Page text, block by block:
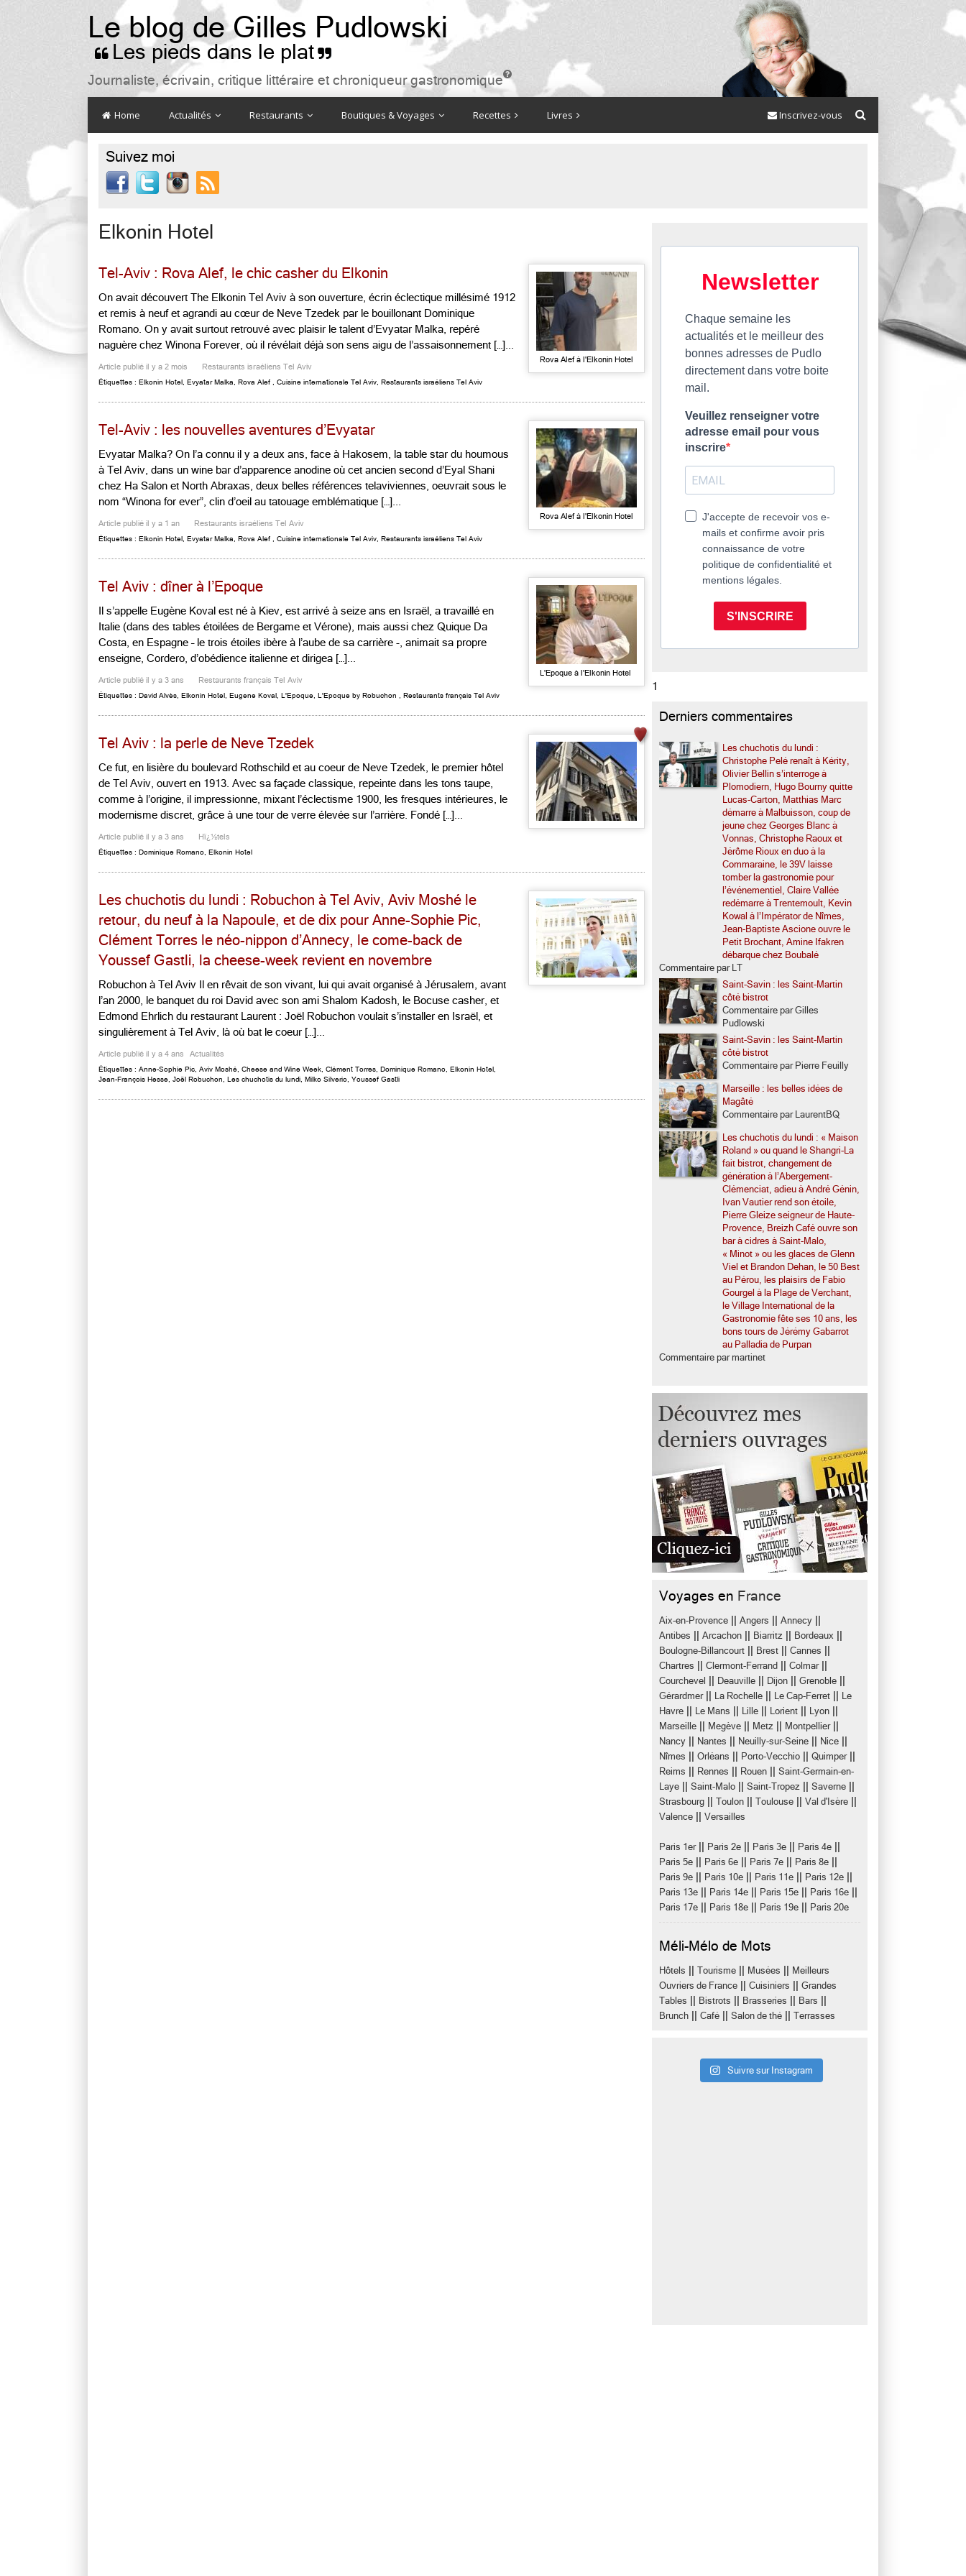
Le blog de Gilles Pudlowski
 Les pieds dans le plat 
Journaliste, écrivain, critique littéraire et chroniqueur gastronomique

Home Actualités Restaurants Boutiques & Voyages Recettes Livres Inscrivez-vous
Suivez moi

Elkonin Hotel
Tel-Aviv : Rova Alef, le chic casher du Elkonin
On avait découvert The Elkonin Tel Aviv à son ouverture, écrin éclectique millésimé 1912
et remis à neuf et agrandi au cœur de Neve Tzedek par le bouillonant Dominique
Romano. On y avait surtout retrouvé avec plaisir le talent d’Evyatar Malka, repéré
naguère chez Winona Forever, où il révélait déjà son sens aigu de l’assaisonnement […]...
Article publié il y a 2 mois Restaurants israéliens Tel Aviv
Étiquettes : Elkonin Hotel Evyatar Malka Rova Alef Cuisine internationale Tel Aviv Restaurants israéliens Tel Aviv
Rova Alef à l'Elkonin Hotel
Tel-Aviv : les nouvelles aventures d’Evyatar
Evyatar Malka? On l’a connu il y a deux ans, face à Hakosem, la table star du houmous
à Tel Aviv, dans un wine bar d’apparence anodine où cet ancien second d’Eyal Shani
chez Ha Salon et North Abraxas, deux belles références telaviviennes, oeuvrait sous le
nom “Winona for ever”, clin d’oeil au tatouage emblématique […]...
Article publié il y a 1 an Restaurants israéliens Tel Aviv
Étiquettes : Elkonin Hotel Evyatar Malka Rova Alef Cuisine internationale Tel Aviv Restaurants israéliens Tel Aviv
Rova Alef à l'Elkonin Hotel
Tel Aviv : dîner à l’Epoque
Il s’appelle Eugène Koval est né à Kiev, est arrivé à seize ans en Israël, a travaillé en
Italie (dans des tables étoilées de Bergame et Vérone), mais aussi chez Quique Da
Costa, en Espagne – le trois étoiles ibère à l’aube de sa carrière -, animait sa propre
enseigne, Cordero, d’obédience italienne et dirigea […]...
Article publié il y a 3 ans Restaurants français Tel Aviv
Étiquettes : David Alvès Elkonin Hotel Eugene Koval L'Epoque L'Epoque by Robuchon Restaurants français Tel Aviv
L'Epoque à l'Elkonin Hotel
Tel Aviv : la perle de Neve Tzedek
Ce fut, en lisière du boulevard Rothschild et au coeur de Neve Tzedek, le premier hôtel
de Tel Aviv, ouvert en 1913. Avec sa façade classique, repeinte dans les tons taupe,
comme à l’origine, il impressionne, mixant l’éclectisme 1900, les fresques intérieures, le
modernisme discret, grâce à une tour de verre élevée sur l’arrière. Fondé […]...
Article publié il y a 3 ans Hï¿½tels
Étiquettes : Dominique Romano Elkonin Hotel
Les chuchotis du lundi : Robuchon à Tel Aviv, Aviv Moshé le
retour, du neuf à la Napoule, et de dix pour Anne-Sophie Pic,
Clément Torres le néo-nippon d’Annecy, le come-back de
Youssef Gastli, la cheese-week revient en novembre
Robuchon à Tel Aviv Il en rêvait de son vivant, lui qui avait organisé à Jérusalem, avant
l’an 2000, le banquet du roi David avec son ami Shalom Kadosh, le Bocuse casher, et
Edmond Ehrlich du restaurant Laurent : Joël Robuchon voulait s’installer en Israël, et
singulièrement à Tel Aviv, là où bat le coeur […]...
Article publié il y a 4 ans Actualités
Étiquettes : Anne-Sophie Pic Aviv Moshé Cheese and Wine Week Clément Torres Dominique Romano Elkonin Hotel
Jean-François Hesse Joël Robuchon Les chuchotis du lundi Milko Silverio Youssef Gastli
Newsletter
Chaque semaine les
actualités et le meilleur des
bonnes adresses de Pudlo
directement dans votre boite
mail.
Veuillez renseigner votre
adresse email pour vous
inscrire
J'accepte de recevoir vos e-
mails et confirme avoir pris
connaissance de votre
politique de confidentialité et
mentions légales.
S'INSCRIRE
1
Derniers commentaires
Les chuchotis du lundi :
Christophe Pelé renaît à Kérity,
Olivier Bellin s’interroge à
Plomodiern, Hugo Bourny quitte
Lucas-Carton, Matthias Marc
démarre à Malbuisson, coup de
jeune chez Georges Blanc à
Vonnas, Christophe Raoux et
Jérôme Rioux en duo à la
Commaraine, le 39V laisse
tomber la gastronomie pour
l’événementiel, Claire Vallée
redémarre à Trentemoult, Kevin
Kowal à l’Impérator de Nîmes,
Jean-Baptiste Ascione ouvre le
Petit Brochant, Amine Ifakren
débarque chez Boubalé
Commentaire par LT
Saint-Savin : les Saint-Martin
côté bistrot
Commentaire par Gilles
Pudlowski
Saint-Savin : les Saint-Martin
côté bistrot
Commentaire par Pierre Feuilly
Marseille : les belles idées de
Magâté
Commentaire par LaurentBQ
Les chuchotis du lundi : « Maison
Roland » ou quand le Shangri-La
fait bistrot, changement de
génération à l’Abergement-
Clémenciat, adieu à André Génin,
Ivan Vautier rend son étoile,
Pierre Gleize seigneur de Haute-
Provence, Breizh Café ouvre son
bar à cidres à Saint-Malo,
« Minot » ou les glaces de Glenn
Viel et Brandon Dehan, le 50 Best
au Pérou, les plaisirs de Fabio
Gourgel à la Plage de Verchant,
le Village International de la
Gastronomie fête ses 10 ans, les
bons tours de Jérémy Gabarrot
au Palladia de Purpan
Commentaire par martinet
Voyages en France
Aix-en-Provence Angers Annecy
Antibes Arcachon Biarritz Bordeaux
Boulogne-Billancourt Brest Cannes
Chartres Clermont-Ferrand Colmar||
Courchevel Deauville Dijon Grenoble
Gérardmer|| La Rochelle Le Cap-Ferret
Le
Havre
Le Mans Lille Lorient Lyon
Marseille Megève Metz Montpellier||
Nancy Nantes Neuilly-sur-Seine Nice
Nîmes Orléans Porto-Vecchio Quimper||
Reims Rennes Rouen
Saint-Germain-en-
Laye
Saint-Malo Saint-Tropez Saverne
Strasbourg Toulon Toulouse Val d'Isère
Valence Versailles
Paris 1er|| Paris 2e Paris 3e Paris 4e
Paris 5e Paris 6e Paris 7e Paris 8e
Paris 9e Paris 10e Paris 11e Paris 12e
Paris 13e Paris 14e Paris 15e Paris 16e
Paris 17e Paris 18e Paris 19e Paris 20e
Méli-Mélo de Mots
Hôtels Tourisme Musées
Meilleurs
Ouvriers de France
Cuisiniers
Grandes
Tables
Bistrots Brasseries Bars
Brunch Café Salon de thé Terrasses
Suivre sur Instagram